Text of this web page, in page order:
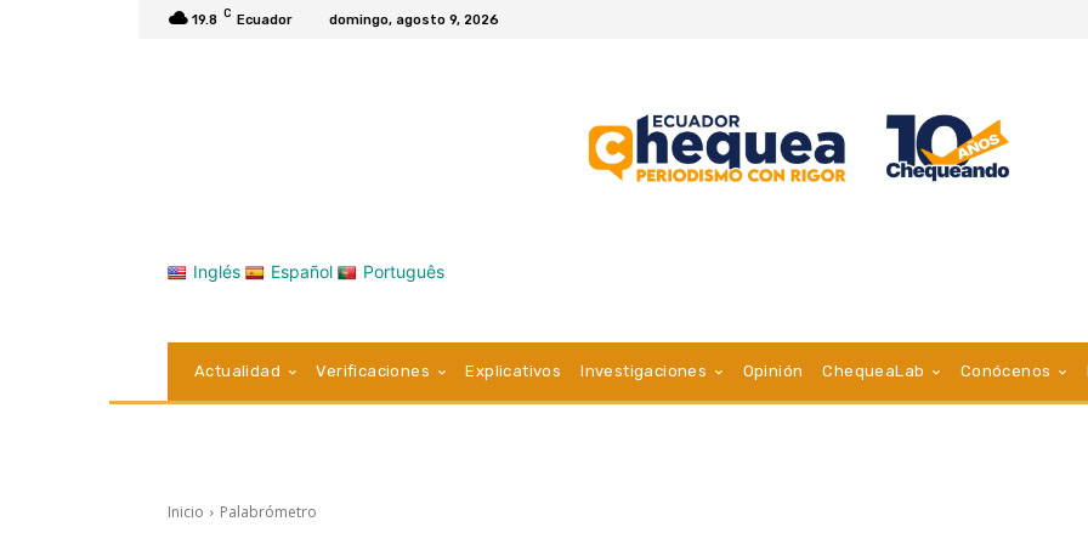
19.8 C Ecuador domingo, agosto 9, 2026
Inglés Español Português
Actualidad Verificaciones Explicativos Investigaciones Opinión ChequeaLab Conócenos
Inicio Palabrómetro